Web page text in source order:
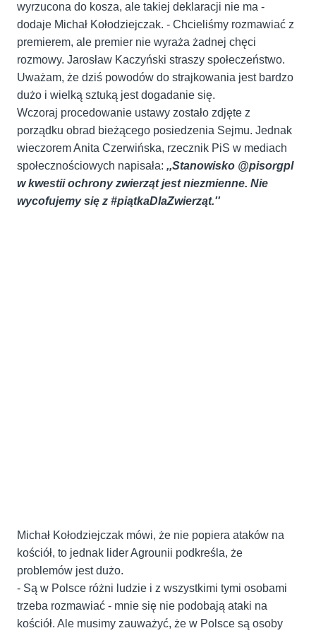
wyrzucona do kosza, ale takiej deklaracji nie ma -
dodaje Michał Kołodziejczak. - Chcieliśmy rozmawiać z
premierem, ale premier nie wyraża żadnej chęci
rozmowy. Jarosław Kaczyński straszy społeczeństwo.
Uważam, że dziś powodów do strajkowania jest bardzo
dużo i wielką sztuką jest dogadanie się.
Wczoraj procedowanie ustawy zostało zdjęte z
porządku obrad bieżącego posiedzenia Sejmu. Jednak
wieczorem Anita Czerwińska, rzecznik PiS w mediach
społecznościowych napisała: ,,Stanowisko @pisorgpl
w kwestii ochrony zwierząt jest niezmienne. Nie
wycofujemy się z #piątkaDlaZwierząt.''
Michał Kołodziejczak mówi, że nie popiera ataków na
kościół, to jednak lider Agrounii podkreśla, że
problemów jest dużo.
- Są w Polsce różni ludzie i z wszystkimi tymi osobami
trzeba rozmawiać - mnie się nie podobają ataki na
kościół. Ale musimy zauważyć, że w Polsce są osoby